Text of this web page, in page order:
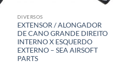
DIVERSOS
EXTENSOR / ALONGADOR
DE CANO GRANDE DIREITO
INTERNO X ESQUERDO
EXTERNO – SEA AIRSOFT
PARTS